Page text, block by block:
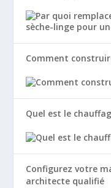
Comment
Quel est le
Configurez votre
architecte qualifié